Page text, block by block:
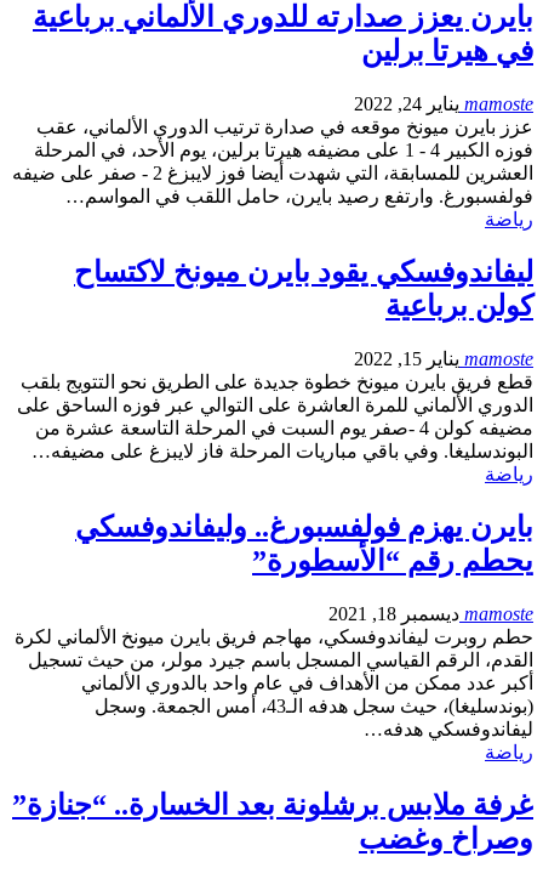
بايرن يعزز صدارته للدوري الألماني برباعية
في هيرتا برلين
mamoste يناير 24, 2022
عزز بايرن ميونخ موقعه في صدارة ترتيب الدوري الألماني، عقب
فوزه الكبير 4 - 1 على مضيفه هيرتا برلين، يوم الأحد، في المرحلة
العشرين للمسابقة، التي شهدت أيضا فوز لايبزغ 2 - صفر على ضيفه
فولفسبورغ. وارتفع رصيد بايرن، حامل اللقب في المواسم…
رياضة
ليفاندوفسكي يقود بايرن ميونخ لاكتساح
كولن برباعية
mamoste يناير 15, 2022
قطع فريق بايرن ميونخ خطوة جديدة على الطريق نحو التتويج بلقب
الدوري الألماني للمرة العاشرة على التوالي عبر فوزه الساحق على
مضيفه كولن 4 -صفر يوم السبت في المرحلة التاسعة عشرة من
البوندسليغا. وفي باقي مباريات المرحلة فاز لايبزغ على مضيفه…
رياضة
بايرن يهزم فولفسبورغ.. وليفاندوفسكي
يحطم رقم “الأسطورة”
mamoste ديسمبر 18, 2021
حطم روبرت ليفاندوفسكي، مهاجم فريق بايرن ميونخ الألماني لكرة
القدم، الرقم القياسي المسجل باسم جيرد مولر، من حيث تسجيل
أكبر عدد ممكن من الأهداف في عام واحد بالدوري الألماني
(بوندسليغا)، حيث سجل هدفه الـ43، أمس الجمعة. وسجل
ليفاندوفسكي هدفه…
رياضة
غرفة ملابس برشلونة بعد الخسارة.. “جنازة”
وصراخ وغضب